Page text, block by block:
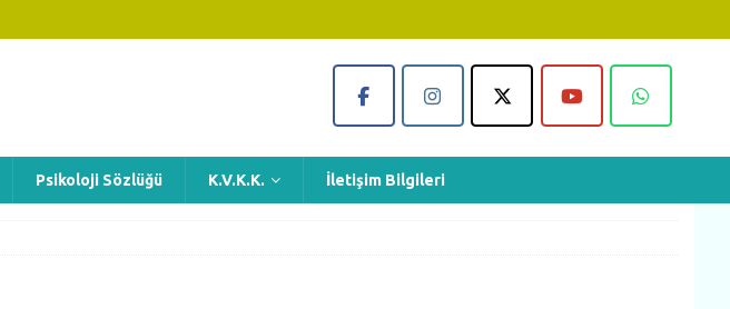
Psikoloji Sözlüğü K.V.K.K. İletişim Bilgileri